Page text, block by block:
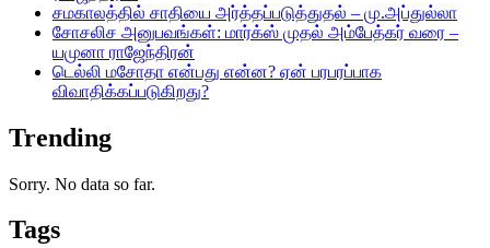
சமகாலத்தில் சாதியை அர்த்தப்படுத்துதல் – மு.அப்துல்லா
சோசலிச அனுபவங்கள்: மார்க்ஸ் முதல் அம்பேத்கர் வரை –
யமுனா ராஜேந்திரன்
டெல்லி மசோதா என்பது என்ன? ஏன் பரபரப்பாக
விவாதிக்கப்படுகிறது?
Trending
Sorry. No data so far.
Tags